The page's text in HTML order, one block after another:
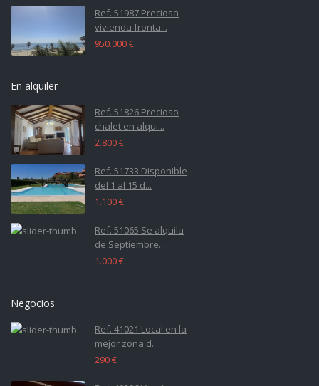
Ref. 51987 Preciosa
vivienda fronta...
950.000 €
En alquiler
Ref. 51826 Precioso
chalet en alqui...
2.800 €
Ref. 51733 Disponible
del 1 al 15 d...
1.100 €
Ref. 51065 Se alquila
de Septiembre...
1.000 €
Negocios
Ref. 41021 Local en la
mejor zona d...
290 €